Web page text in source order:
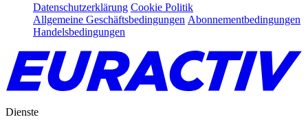
Datenschutzerklärung Cookie Politik
Allgemeine Geschäftsbedingungen Abonnementbedingungen
Handelsbedingungen
Dienste